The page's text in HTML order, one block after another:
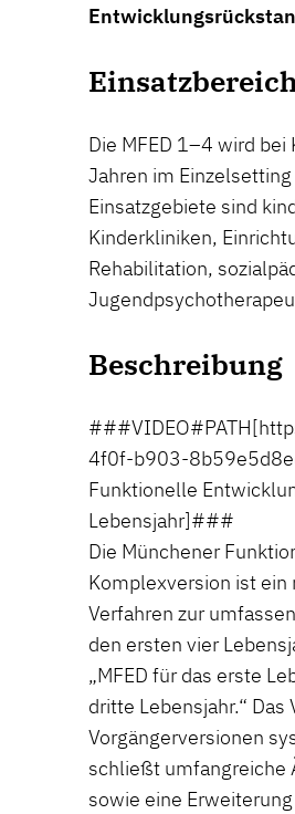
Die MFED 1–4 wird
Jahren im
Einsatzgebiete sind
Kinderkliniken,
Rehabilitation,
Beschreibung
4f0f-b903-
Funktionelle
Lebensjahr]###
Die Münchener
Komplexversion ist
Verfahren zur
den ersten vier
„MFED für das erste
dritte Lebensjahr.“
Vorgängerversionen
schließt umfangreiche
sowie eine